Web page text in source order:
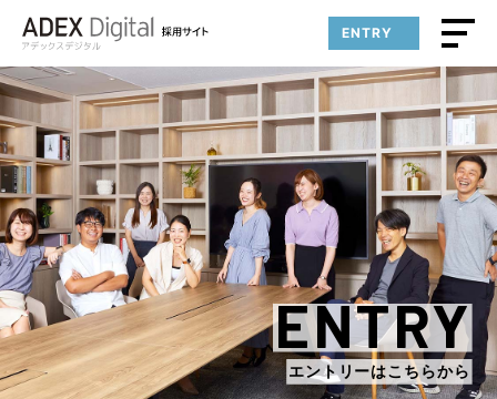
ENTRY
ENTRY
エントリーはこちらから